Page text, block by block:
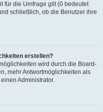
für die Umfrage gilt (0 bedeutet
schließlich, ob die Benutzer ihre
erstellen?
wird durch die Board-
mehr Antwortmöglichkeiten als
Administrator.